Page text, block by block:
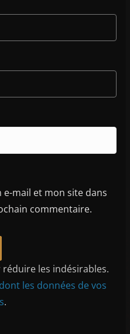
mail et mon site dans
commentaire.
les indésirables.
les données de vos
.